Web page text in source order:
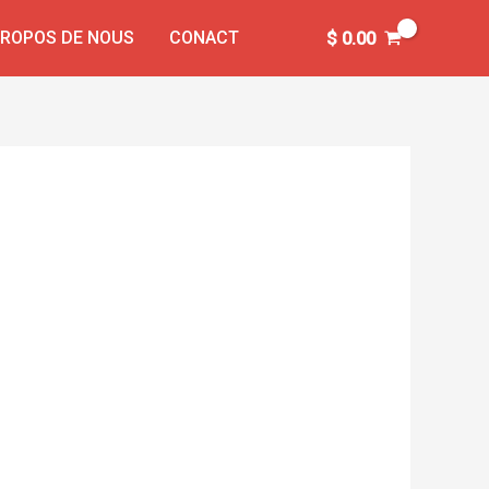
DE NOUS CONACT $0.00